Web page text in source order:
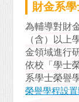
財金系
為輔導對財
（含）以上
金領域進行
依校「學士
系學士榮譽
榮譽學程設